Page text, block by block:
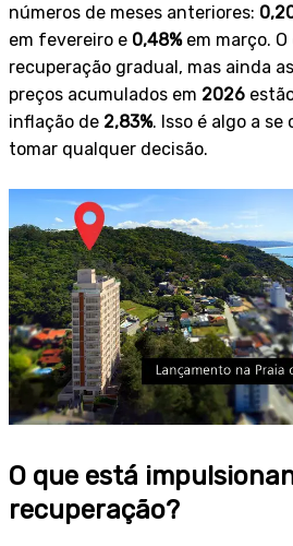
números de meses anteriores:
em fevereiro e 0,48%em março. O
recuperação gradual, mas ainda
preços acumulados em 2026
inflação de 2,83%. Isso é algo a
tomar qualquer decisão.
O que está
recuperação?